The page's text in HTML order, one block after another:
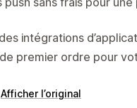
intégrations
premier ordre pour
Afficher l’original